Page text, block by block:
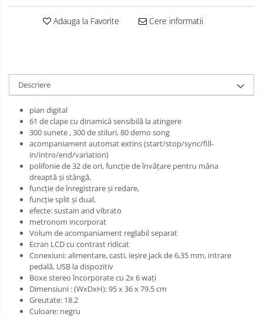
Trompete
Trompete Bb
Trompete C
Trompete de buzunar
Trompete piccolo
Adauga la Favorite Cere informatii
Descriere
pian digital
61 de clape cu dinamică sensibilă la atingere
300 sunete , 300 de stiluri, 80 demo song
acompaniament automat extins (start/stop/sync/fill-
in/intro/end/variation)
polifonie de 32 de ori, funcție de învățare pentru mâna
dreaptă și stângă,
funcție de înregistrare și redare,
funcție split și dual,
efecte: sustain and vibrato
metronom incorporat
Volum de acompaniament reglabil separat
Ecran LCD cu contrast ridicat
Conexiuni: alimentare, casti, ieșire jack de 6,35 mm, intrare
pedală, USB la dispozitiv
Boxe stereo încorporate cu 2x 6 wați
Dimensiuni : (WxDxH): 95 x 36 x 79.5 cm
Greutate: 18.2
Culoare: negru